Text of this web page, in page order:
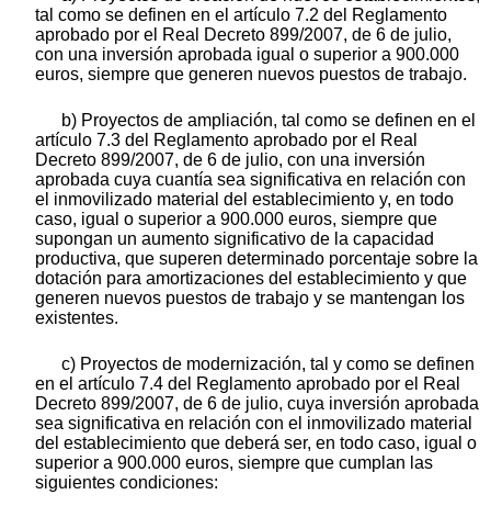
tal como se definen en el artículo 7.2 del Reglamento
aprobado por el Real Decreto 899/2007, de 6 de julio,
con una inversión aprobada igual o superior a 900.000
euros, siempre que generen nuevos puestos de trabajo.
b) Proyectos de ampliación, tal como se definen en el
artículo 7.3 del Reglamento aprobado por el Real
Decreto 899/2007, de 6 de julio, con una inversión
aprobada cuya cuantía sea significativa en relación con
el inmovilizado material del establecimiento y, en todo
caso, igual o superior a 900.000 euros, siempre que
supongan un aumento significativo de la capacidad
productiva, que superen determinado porcentaje sobre la
dotación para amortizaciones del establecimiento y que
generen nuevos puestos de trabajo y se mantengan los
existentes.
c) Proyectos de modernización, tal y como se definen
en el artículo 7.4 del Reglamento aprobado por el Real
Decreto 899/2007, de 6 de julio, cuya inversión aprobada
sea significativa en relación con el inmovilizado material
del establecimiento que deberá ser, en todo caso, igual o
superior a 900.000 euros, siempre que cumplan las
siguientes condiciones: